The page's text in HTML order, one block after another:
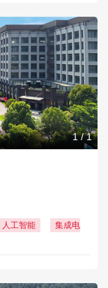
1/1
人工智能
集成电